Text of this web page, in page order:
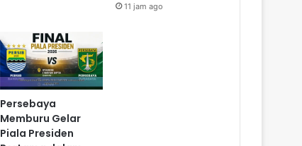
11 jam ago
Persebaya
Memburu Gelar
Piala Presiden